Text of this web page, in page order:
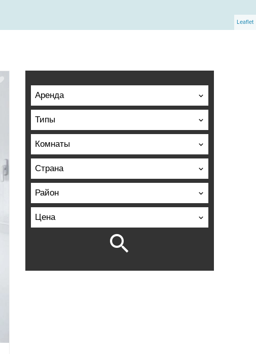
Leaflet
Аренда
Типы
Комнаты
Страна
Район
Цена